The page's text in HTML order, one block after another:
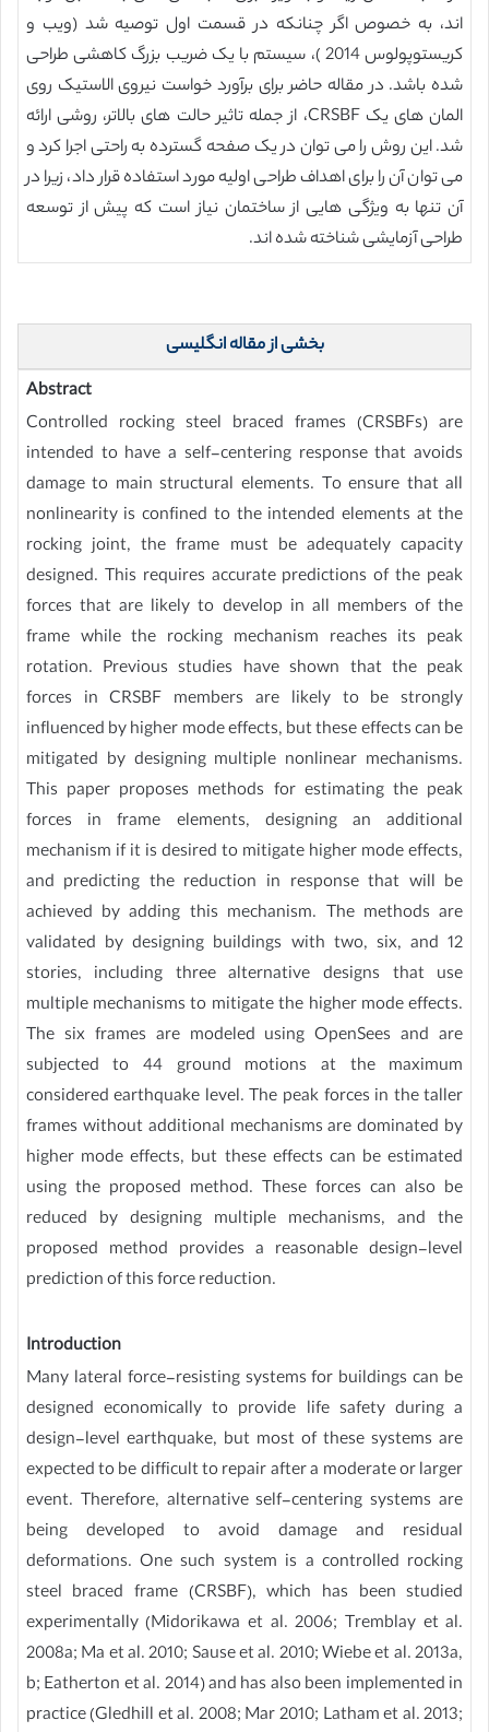
اند، به خصوص اگر چنانکه در قسمت اول توصیه شد (ویب و
کریستوپولوس 2014 )، سیستم با یک ضریب بزرگ کاهشی طراحی
شده باشد. در مقاله حاضر برای برآورد خواست نیروی الاستیک روی
المان های یک CRSBF، از جمله تاثیر حالت های بالاتر، روشی ارائه
شد. این روش را می توان در یک صفحه گسترده به راحتی اجرا کرد و
می توان آن را برای اهداف طراحی اولیه مورد استفاده قرار داد، زیرا در
آن تنها به ویژگی هایی از ساختمان نیاز است که پیش از توسعه
طراحی آزمایشی شناخته شده اند.
بخشی از مقاله انگلیسی
Abstract
Controlled rocking steel braced frames (CRSBFs) are
intended to have a self-centering response that avoids
damage to main structural elements. To ensure that all
nonlinearity is confined to the intended elements at the
rocking joint, the frame must be adequately capacity
designed. This requires accurate predictions of the peak
forces that are likely to develop in all members of the
frame while the rocking mechanism reaches its peak
rotation. Previous studies have shown that the peak
forces in CRSBF members are likely to be strongly
influenced by higher mode effects, but these effects can be
mitigated by designing multiple nonlinear mechanisms.
This paper proposes methods for estimating the peak
forces in frame elements, designing an additional
mechanism if it is desired to mitigate higher mode effects,
and predicting the reduction in response that will be
achieved by adding this mechanism. The methods are
validated by designing buildings with two, six, and 12
stories, including three alternative designs that use
multiple mechanisms to mitigate the higher mode effects.
The six frames are modeled using OpenSees and are
subjected to 44 ground motions at the maximum
considered earthquake level. The peak forces in the taller
frames without additional mechanisms are dominated by
higher mode effects, but these effects can be estimated
using the proposed method. These forces can also be
reduced by designing multiple mechanisms, and the
proposed method provides a reasonable design-level
prediction of this force reduction.
Introduction
Many lateral force-resisting systems for buildings can be
designed economically to provide life safety during a
design-level earthquake, but most of these systems are
expected to be difficult to repair after a moderate or larger
event. Therefore, alternative self-centering systems are
being developed to avoid damage and residual
deformations. One such system is a controlled rocking
steel braced frame (CRSBF), which has been studied
experimentally (Midorikawa et al. 2006; Tremblay et al.
2008a; Ma et al. 2010; Sause et al. 2010; Wiebe et al. 2013a,
b; Eatherton et al. 2014) and has also been implemented in
practice (Gledhill et al. 2008; Mar 2010; Latham et al. 2013;